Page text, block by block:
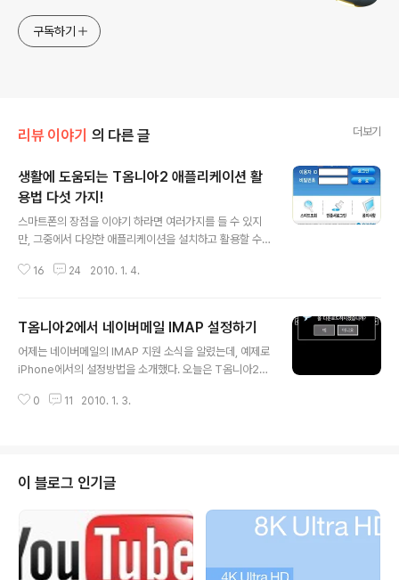
구독하기
리뷰 이야기 의 다른 글 더보기
생활에 도움되는 T옴니아2 애플리케이션 활
용법 다섯 가지!
스마트폰의 장점을 이야기 하라면 여러가지를 들 수 있지
만, 그중에서 다양한 애플리케이션을 설치하고 활용할 수
마트폰이 똑똑해질 수 있는 것은 수많은 모바일 애플리케
을 구해서 설치하는 것도 가능하다. 스마트폰을 제대로 활
용하려면 자신이 원하는 애플리케이션을 설치하고 활용하
려는 노력이 절대적으로 필요하다. 스마트폰 초보자라면
어떤 애플리케이션이 유용한지 알 수 있고, 그런 지인이 없
16 24 2010. 1. 4.
T옴니아2에서 네이버메일 IMAP 설정하기
어제는 네이버메일의 IMAP 지원 소식을 알렸는데, 예제로
iPhone에서의 설정방법을 소개했다. 오늘은 T옴니아2에
다. 네이버메일 IMAP을 사용하기 위해서는 반드시 네이버
옴니아2에서 네이버메일 IMAP 설정하기] T옴니아2의 이
메일 메뉴로 들어간다. 기존 설정이 있다면 기존 계정 정보
와 함께 새로운 전자 메일 설정 메뉴가 함께 보일 것이다.
전자 메일 설정을 누르면 새로운 메일 계정을 추가할 수 있
다. 메일주소에 네이버메일 계정을 입력한다. myid@nav
0 11 2010. 1. 3.
이 블로그 인기글